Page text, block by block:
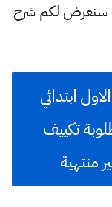
سنعرض لكم شرح
ابتدائي
مطلوبة تكييف
منتهية